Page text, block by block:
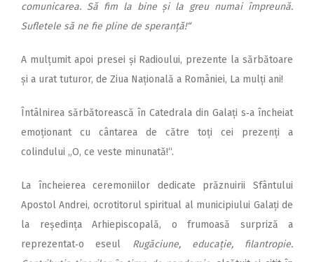
comunicarea. Să fim la bine și la greu numai împreună.
Sufletele să ne fie pline de speranță!“
A mulțumit apoi presei și Radioului, prezente la sărbătoare
și a urat tuturor, de Ziua Națională a României, La mulți ani!
Întâlnirea sărbătorească în Ca­tedrala din Galați s‑a încheiat
emoționant cu cântarea de către toți cei prezenți a
colindului „O, ce veste minunată!“.
La încheierea ceremoniilor dedicate prăznuirii Sfântului
Apostol Andrei, ocrotitorul spiritual al municipiului Galați de
la reședința Arhiepiscopală, o frumoasă surpriză a
reprezentat‑o eseul Rugăciune, educație, filantropie.